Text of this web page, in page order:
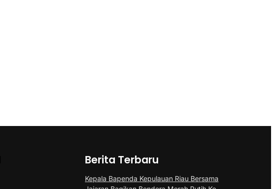
Berita Terbaru
Kepala Bapenda Kepulauan Riau Bersama